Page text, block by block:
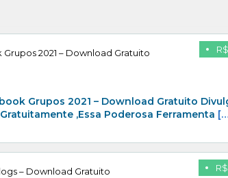
2021 – Download Gratuito
Grupos 2021 – Download Gratuito
,Essa Poderosa Ferramenta
– Download Gratuito